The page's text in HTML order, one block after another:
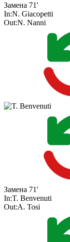
Замена 71'
In:N. Giacopetti
Out:N. Nanni
Замена 71'
In:T. Benvenuti
Out:A. Tosi